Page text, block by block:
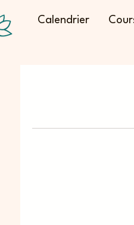
Calendrier